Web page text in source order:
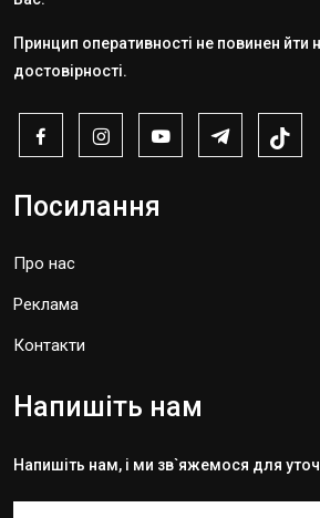
Принцип оперативності не повинен йти
достовірності.
Посилання
Про нас
Реклама
Контакти
Напишіть нам
Напишіть нам, і ми зв`яжемося для